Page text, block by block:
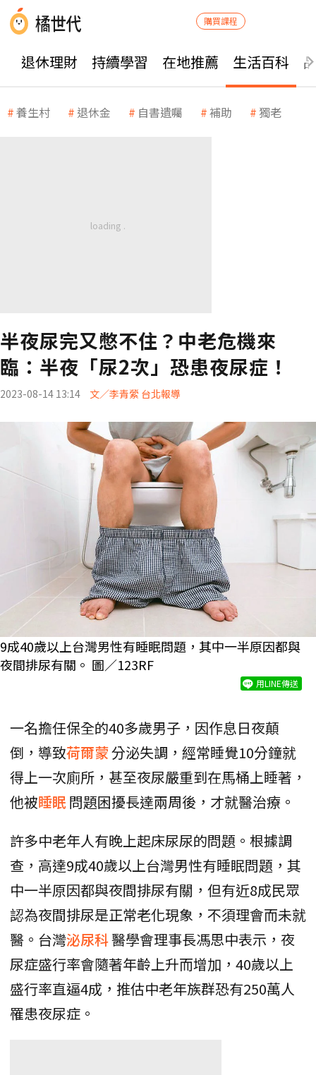
購買課程
退休理財 持續學習 在地推薦 生活百科
養生村 退休金 自書遺囑 補助 獨老
半夜尿完又憋不住？中老危機來
臨：半夜「尿2次」恐患夜尿症！
2023-08-14 13:14 文／李青縈 台北報導
9成40歲以上台灣男性有睡眠問題，其中一半原因都與
夜間排尿有關。 圖／123RF
用LINE傳送
一名擔任保全的40多歲男子，因作息日夜顛
倒，導致荷爾蒙分泌失調，經常睡覺10分鐘就
得上一次廁所，甚至夜尿嚴重到在馬桶上睡著，
他被睡眠問題困擾長達兩周後，才就醫治療。
許多中老年人有晚上起床尿尿的問題。根據調
查，高達9成40歲以上台灣男性有睡眠問題，其
中一半原因都與夜間排尿有關，但有近8成民眾
認為夜間排尿是正常老化現象，不須理會而未就
醫。台灣泌尿科醫學會理事長馮思中表示，夜
尿症盛行率會隨著年齡上升而增加，40歲以上
盛行率直逼4成，推估中老年族群恐有250萬人
罹患夜尿症。